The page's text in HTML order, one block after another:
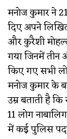
मनोज कुमार ने
दिए अपने
और कुरैशी
गया जिनमें तीन
किए गए सभी
मनोज कुमार के
उम्र बताती है
11 लोग
में कई पुलिस